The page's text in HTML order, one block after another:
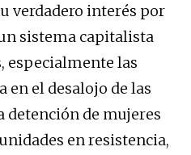
verdadero interés por
sistema capitalista
especialmente las
en el desalojo de las
de mujeres
en resistencia,